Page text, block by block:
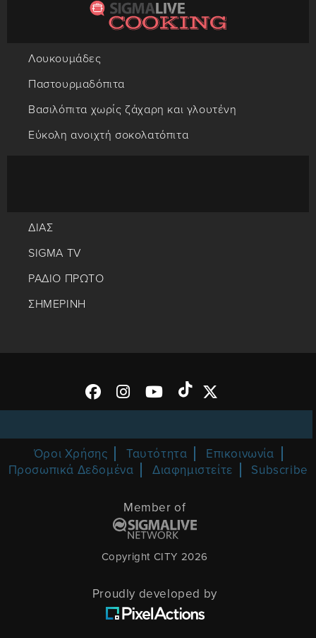
Λουκουμάδες
Παστουρμαδόπιτα
Βασιλόπιτα χωρίς ζάχαρη και γλουτένη
Εύκολη ανοιχτή σοκολατόπιτα
ΔΙΑΣ
SIGMA TV
ΡΑΔΙΟ ΠΡΩΤΟ
ΣΗΜΕΡΙΝΗ
Όροι Χρήσης Ταυτότητα
Επικοινωνία
Προσωπικά Δεδομένα
Διαφημιστείτε Subscribe
Member of
Copyright CITY 2026
Proudly developed by